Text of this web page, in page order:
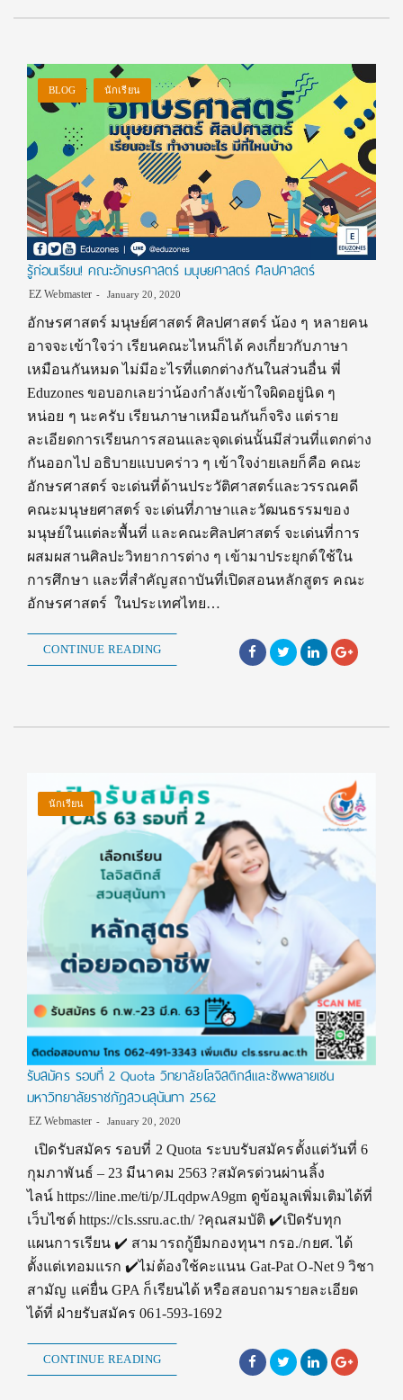
BLOG นักเรียน
รู้ก่อนเรียน! คณะอักษรศาสตร์ มนุษยศาสตร์ ศิลปศาสตร์
EZ Webmaster January 20, 2020
อักษรศาสตร์ มนุษย์ศาสตร์ ศิลปศาสตร์ น้อง ๆ หลายคน
อาจจะเข้าใจว่า เรียนคณะไหนก็ได้ คงเกี่ยวกับภาษา
เหมือนกันหมด ไม่มีอะไรที่แตกต่างกันในส่วนอื่น พี่
Eduzones ขอบอกเลยว่าน้องกำลังเข้าใจผิดอยู่นิด ๆ
หน่อย ๆ นะครับ เรียนภาษาเหมือนกันก็จริง แต่ราย
ละเอียดการเรียนการสอนและจุดเด่นนั้นมีส่วนที่แตกต่าง
กันออกไป อธิบายแบบคร่าว ๆ เข้าใจง่ายเลยก็คือ คณะ
อักษรศาสตร์ จะเด่นที่ด้านประวัติศาสตร์และวรรณคดี
คณะมนุษยศาสตร์ จะเด่นที่ภาษาและวัฒนธรรมของ
มนุษย์ในแต่ละพื้นที่ และคณะศิลปศาสตร์ จะเด่นที่การ
ผสมผสานศิลปะวิทยาการต่าง ๆ เข้ามาประยุกต์ใช้ใน
การศึกษา และที่สำคัญสถาบันที่เปิดสอนหลักสูตร คณะ
อักษรศาสตร์ ในประเทศไทย…
CONTINUE READING
นักเรียน
รับสมัคร รอบที่ 2 Quota วิทยาลัยโลจิสติกส์และซัพพลายเชน
มหาวิทยาลัยราชภัฏสวนสุนันทา 2562
EZ Webmaster January 20, 2020
เปิดรับสมัคร รอบที่ 2 Quota ระบบรับสมัครตั้งแต่วันที่ 6
กุมภาพันธ์ – 23 มีนาคม 2563 ?สมัครด่วนผ่านลิ้ง
ไลน์ https://line.me/ti/p/JLqdpwA9gm ดูข้อมูลเพิ่มเติมได้ที่
เว็บไซต์ https://cls.ssru.ac.th/ ?คุณสมบัติ ✔️เปิดรับทุก
แผนการเรียน ✔️ สามารถกู้ยืมกองทุนฯ กรอ./กยศ. ได้
ตั้งแต่เทอมแรก ✔️ไม่ต้องใช้คะแนน Gat-Pat O-Net 9 วิชา
สามัญ แค่ยื่น GPA ก็เรียนได้ หรือสอบถามรายละเอียด
ได้ที่ ฝ่ายรับสมัคร 061-593-1692
CONTINUE READING